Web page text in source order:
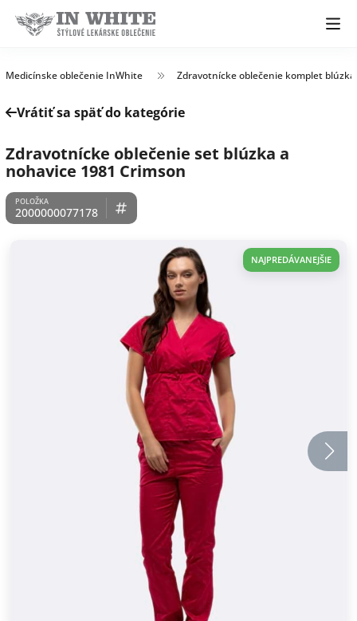
Medicínske oblečenie InWhite Zdravotnícke oblečenie komplet
Vrátiť sa späť do kategórie
Zdravotnícke oblečenie set blúzka a
nohavice 1981 Crimson
2000000077178
NAJPREDÁVANEJŠIE